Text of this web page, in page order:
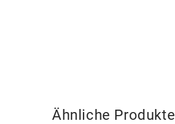
Ähnliche Produkte